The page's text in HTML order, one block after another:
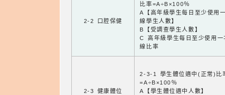
2-2 口腔保健
比率=A÷B×100％
A【高年級學生每日至少使用
線學生人數】
B【受調查學生人數】
C 高年級學生每日至少使用一
線比率
2-3 健康體位
2-3-1 學生體位適中(正常)比
=A÷B×100％
A【學生體位適中人數】